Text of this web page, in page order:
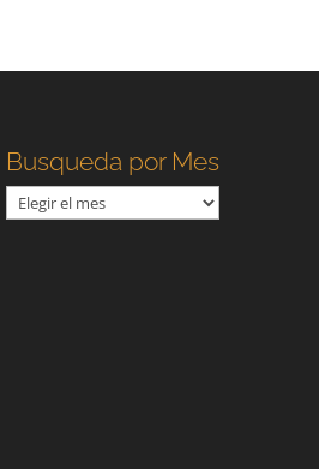
Busqueda por Mes
Busqueda
por